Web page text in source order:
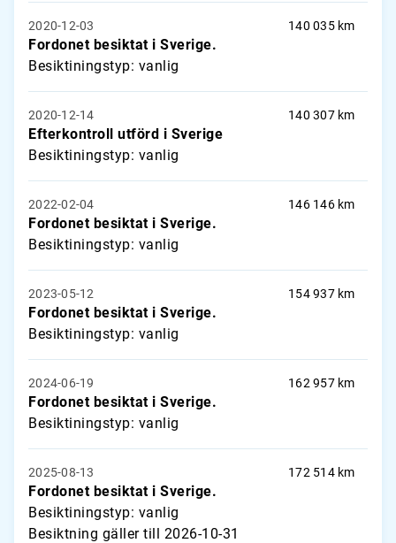
2020-12-03
Fordonet besiktat i Sverige.
Besiktiningstyp: vanlig
140 035 km
2020-12-14
Efterkontroll utförd i Sverige
Besiktiningstyp: vanlig
140 307 km
2022-02-04
Fordonet besiktat i Sverige.
Besiktiningstyp: vanlig
146 146 km
2023-05-12
Fordonet besiktat i Sverige.
Besiktiningstyp: vanlig
154 937 km
2024-06-19
Fordonet besiktat i Sverige.
Besiktiningstyp: vanlig
162 957 km
2025-08-13
Fordonet besiktat i Sverige.
Besiktiningstyp: vanlig
Besiktning gäller till 2026-10-31
172 514 km